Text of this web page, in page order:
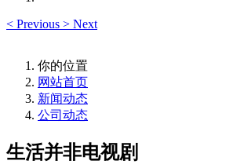
< Previous > Next
你的位置
网站首页
新闻动态
公司动态
生活并非电视剧